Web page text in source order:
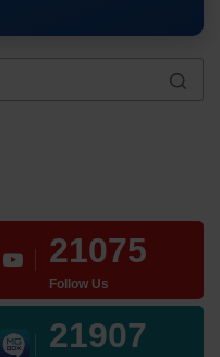
21075
Follow Us
21907